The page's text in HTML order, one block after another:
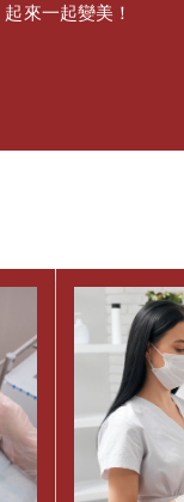
起來一起變美！